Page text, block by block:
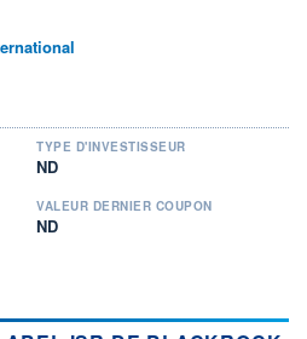
TYPE D'INVESTISSEUR
ND
VALEUR DERNIER COUPON
ND